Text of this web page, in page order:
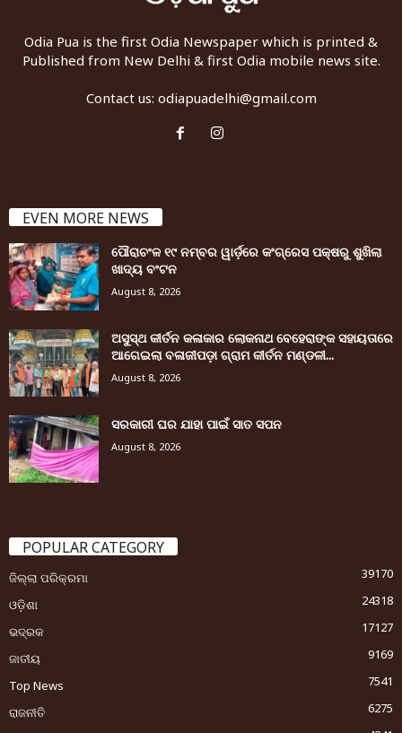
Odia Pua is the first Odia Newspaper which is printed &
Published from New Delhi & first Odia mobile news site.
Contact us: odiapuadelhi@gmail.com
EVEN MORE NEWS
ପୌରାଚଂଳ ୧୯ ନମ୍ବର ୱାର୍ଡ଼ରେ କଂଗ୍ରେସ ପକ୍ଷରୁ ଶୁଖିଲା
ଖାଦ୍ୟ ବଂଟନ
August 8, 2026
ଅସୁସ୍ଥ କୀର୍ତନ କଳାକାର ଲୋକନାଥ ବେହେରାଙ୍କ ସହାୟତାରେ
ଆଗେଇଲା ବଳାଜୀପଡ଼ା ଗ୍ରାମ କୀର୍ତନ ମଣ୍ଡଳୀ...
August 8, 2026
ସରକାରୀ ଘର ଯାହା ପାଇଁ ସାତ ସପନ
August 8, 2026
POPULAR CATEGORY
ଜିଲ୍ଲା ପରିକ୍ରମା
39170
ଓଡ଼ିଶା
24318
ଭଦ୍ରକ
17127
ଜାତୀୟ
9169
Top News
7541
ରାଜନୀତି
6275